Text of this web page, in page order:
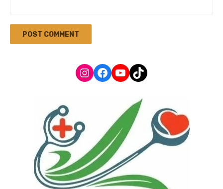
Instagram
Facebook
YouTube
TikTok